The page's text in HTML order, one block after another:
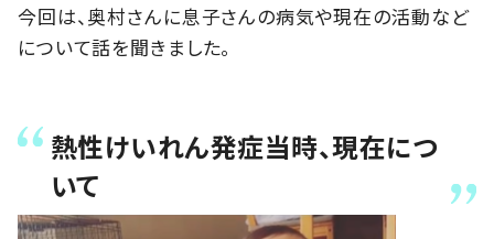
今回は、奥村さんに息子さんの病気や現在の活動など
について話を聞きました。
熱性けいれん発症当時、現在につ
いて